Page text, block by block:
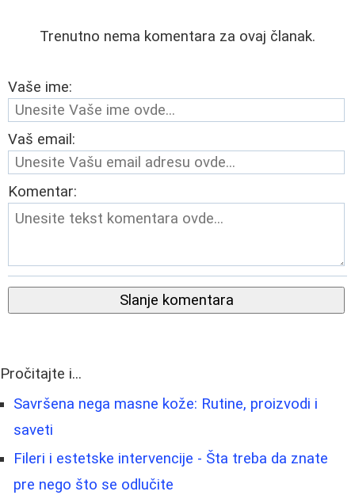
Trenutno nema komentara za ovaj članak.
Vaše ime:
Vaš email:
Komentar:
Slanje komentara
Pročitajte i...
Savršena nega masne kože: Rutine, proizvodi i
saveti
Fileri i estetske intervencije - Šta treba da znate
pre nego što se odlučite